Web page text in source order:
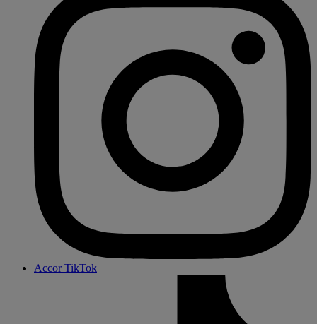
Accor TikTok